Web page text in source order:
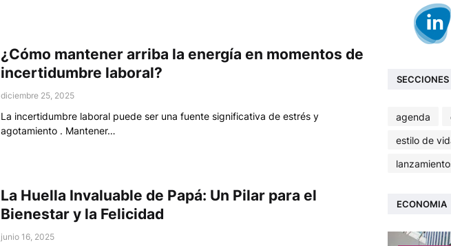
¿Cómo mantener arriba la energía en momentos de
incertidumbre laboral?
diciembre 25, 2025
La incertidumbre laboral puede ser una fuente significativa de estrés y
agotamiento . Mantener…
La Huella Invaluable de Papá: Un Pilar para el
Bienestar y la Felicidad
junio 16, 2025
SECCIONES
agenda
estilo de
ECONOMIA